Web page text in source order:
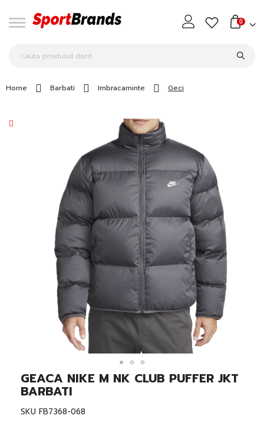
0
Home Barbati Imbracaminte Geci
Skip
to
the
beginning
of
GEACA NIKE M NK CLUB PUFFER JKT
BARBATI
SKU FB7368-068